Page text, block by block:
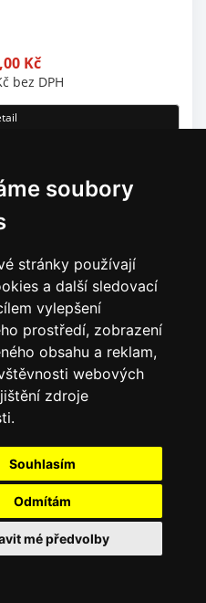
soubory
stránky používají
a další sledovací
vylepšení
prostředí, zobrazení
obsahu a reklam,
webových
zdroje
Souhlasím
Odmítám
mé předvolby
Kč
bez DPH
PVC typ 201 / 10 m
m
Kč
bez DPH